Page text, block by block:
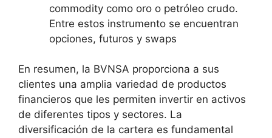
commodity como oro o petróleo crudo.
Entre estos instrumento se encuentran
opciones, futuros y swaps
En resumen, la BVNSA proporciona a sus
clientes una amplia variedad de productos
financieros que les permiten invertir en activos
de diferentes tipos y sectores. La
diversificación de la cartera es fundamental